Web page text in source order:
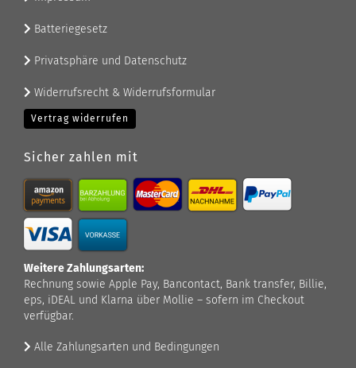
Batteriegesetz
Privatsphäre und Datenschutz
Widerrufsrecht & Widerrufsformular
Vertrag widerrufen
Sicher zahlen mit
Weitere Zahlungsarten:
Rechnung sowie Apple Pay, Bancontact, Bank transfer, Billie,
eps, iDEAL und Klarna über Mollie – sofern im Checkout
verfügbar.
Alle Zahlungsarten und Bedingungen